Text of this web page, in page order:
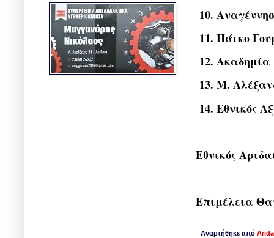
10.
11. Πάικο
12.
13. Μ.
14. Εθνικός
Εθνικός
Επιμέλεια
Αναρτήθηκε από